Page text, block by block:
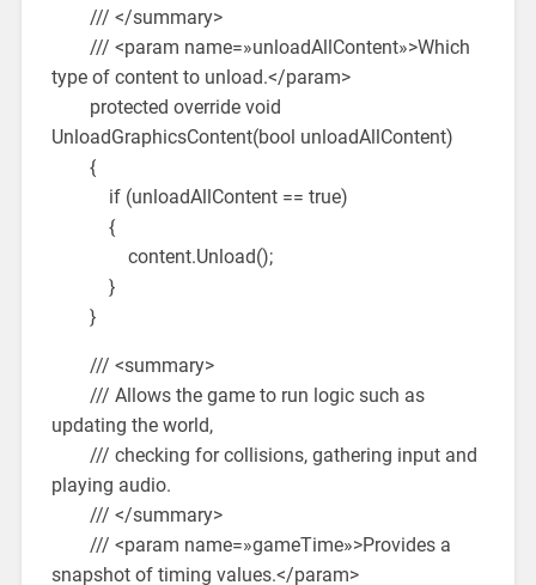
/// </summary>
/// <param name=»unloadAllContent»>Which
type of content to unload.</param>
protected override void
UnloadGraphicsContent(bool unloadAllContent)
{
if (unloadAllContent == true)
{
content.Unload();
}
}
/// <summary>
/// Allows the game to run logic such as
updating the world,
/// checking for collisions, gathering input and
playing audio.
/// </summary>
/// <param name=»gameTime»>Provides a
snapshot of timing values.</param>